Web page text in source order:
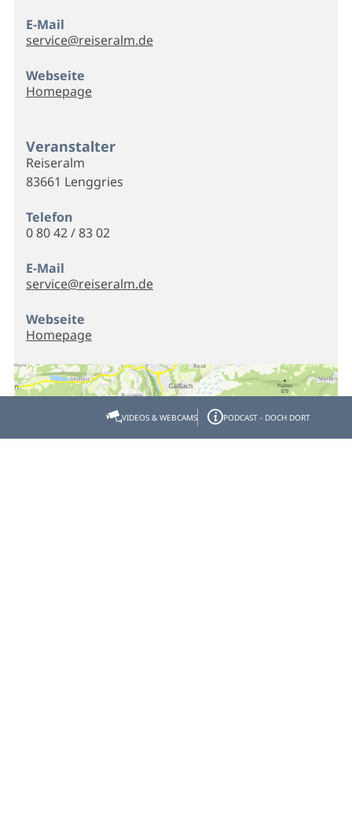
E-Mail
service@reiseralm.de
Webseite
Homepage
Veranstalter
Reiseralm
83661 Lenggries
Telefon
0 80 42 / 83 02
E-Mail
service@reiseralm.de
Webseite
Homepage
VIDEOS & WEBCAMS PODCAST - DOCH DORT